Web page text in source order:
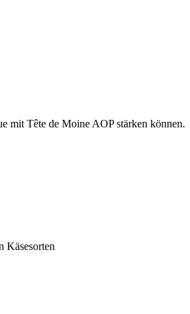
mit Tête de Moine AOP stärken können.
Käsesorten